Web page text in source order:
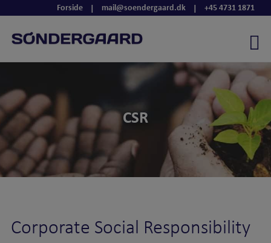
indholdet
Forside | mail@soendergaard.dk | +45 4731 1871
CSR
Corporate Social Responsibility